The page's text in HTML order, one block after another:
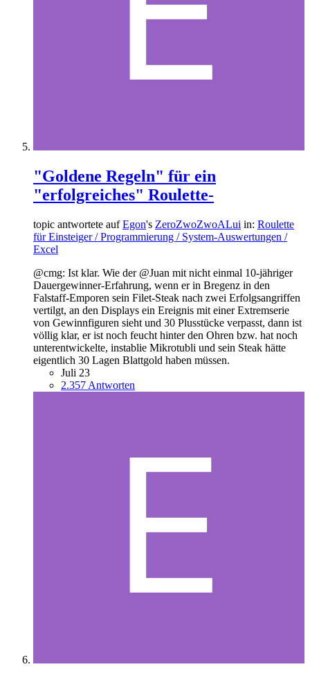
"Goldene Regeln" für ein
"erfolgreiches" Roulette-
topic antwortete aufEgon's ZeroZwoZwoALui in: Roulette
für Einsteiger / Programmierung / System-Auswertungen /
Excel
@cmg: Ist klar. Wie der @Juan mit nicht einmal 10-jähriger
Dauergewinner-Erfahrung, wenn er in Bregenz in den
Falstaff-Emporen sein Filet-Steak nach zwei Erfolgsangriffen
vertilgt, an den Displays ein Ereignis mit einer Extremserie
von Gewinnfiguren sieht und 30 Plusstücke verpasst, dann ist
völlig klar, er ist noch feucht hinter den Ohren bzw. hat noch
unterentwickelte, instablie Mikrotubli und sein Steak hätte
eigentlich 30 Lagen Blattgold haben müssen.
Juli 23
2.357 Antworten